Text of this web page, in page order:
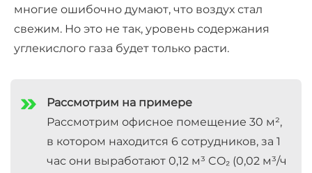
многие ошибочно думают, что воздух стал
свежим. Но это не так, уровень содержания
углекислого газа будет только расти.
Рассмотрим на примере
Рассмотрим офисное помещение 30 м²,
в котором находится 6 сотрудников, за 1
час они выработают 0,12 м³ CO₂ (0,02 м³/ч